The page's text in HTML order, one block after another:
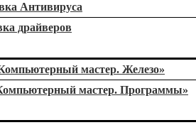
Антивируса
драйверов
мастер. Железо»
мастер. Программы»